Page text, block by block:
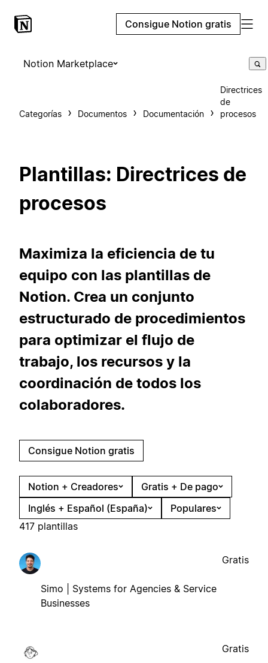
Consigue Notion gratis
Notion Marketplace
Categorías Documentos Documentación
Directrices
de
procesos
Plantillas: Directrices de
procesos
Maximiza la eficiencia de tu
equipo con las plantillas de
Notion. Crea un conjunto
estructurado de procedimientos
para optimizar el flujo de
trabajo, los recursos y la
coordinación de todos los
colaboradores.
Consigue Notion gratis
Notion + Creadores
Gratis + De pago
Inglés + Español (España)
Populares
417 plantillas
Simo | Systems for Agencies & Service
Businesses
Gratis
Gratis